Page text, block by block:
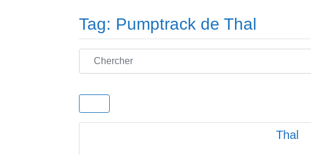
Tag: Pumptrack de Thal
Chercher
Thal